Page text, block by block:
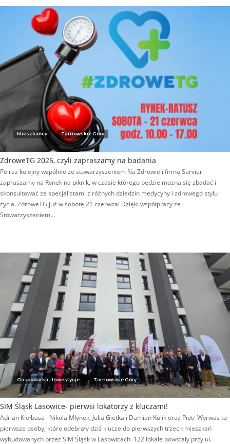
Mieszkańcy Tarnowskie Góry
ZdroweTG 2025, czyli zapraszamy na badania
Po raz kolejny wspólnie ze stowarzyszeniem Na Zdrowie i firmą Servier
zapraszamy na Rynek na piknik, w czasie którego będzie można się zbadać i
skonsultować ze specjalistami z różnych dziedzin medycyny i zdrowego stylu
życia. ZdroweTG już w sobotę 21 czerwca! Dzięki współpracy ze
Stowarzyszeniem…
Gospodarka i Inwestycje Tarnowskie Góry
SIM Śląsk Lasowice- pierwsi lokatorzy z kluczami!
Adrian Kiełbasa i Nikola Młynek, Julia Gietka i Damian Kulik oraz Piotr Wyrwas to
pierwsze osoby, które odebrały dziś klucze do pierwszych trzech mieszkań
wybudowanych przez SIM Śląsk w Lasowicach. 122 lokale powstały przy ul.